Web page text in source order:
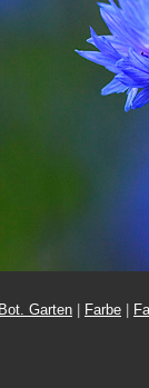
Bot. Garten Farbe